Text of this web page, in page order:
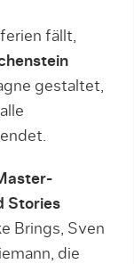
fällt,
gestaltet,
Stories
Brings, Sven
die